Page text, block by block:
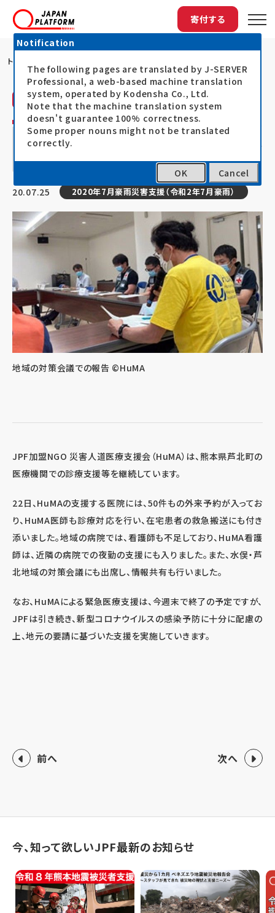
寄付する
トップ
活動レポート 災害人道医療支援会（HuMA）
HuMAによる「令和2年7月豪雨」の支援活動
⑫ ～熊本県芦北町で在宅患者への往診等
～
20.07.25 2020年7月豪雨災害支援（令和2年7月豪雨）
地域の対策会議での報告 ©HuMA
JPF加盟NGO 災害人道医療支援会（HuMA）は、熊本県芦北町の
医療機関での診療支援等を継続しています。
22日、HuMAの支援する医院には、50件もの外来予約が入ってお
り、HuMA医師も診療対応を行い、在宅患者の救急搬送にも付き
添いました。地域の病院では、看護師も不足しており、HuMA看護
師は、近隣の病院での夜勤の支援にも入りました。また、水俣・芦
北地域の対策会議にも出席し、情報共有も行いました。
なお、HuMAによる緊急医療支援は、今週末で終了の予定ですが、
JPFは引き続き、新型コロナウイルスの感染予防に十分に配慮の
上、地元の要請に基づいた支援を実施していきます。
前へ 次へ
今、知って欲しいJPF最新のお知らせ
Notification
The following pages are translated by J-SERVER
Professional, a web-based machine translation
system, operated by Kodensha Co., Ltd.
Note that the machine translation system
doesn't guarantee 100% correctness.
Some proper nouns might not be translated
correctly.
OK Cancel